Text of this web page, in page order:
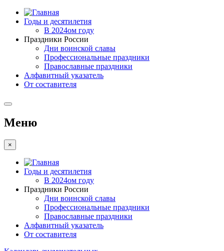
Годы и десятилетия
В 2024ом году
Праздники России
Дни воинской славы
Профессиональные праздники
Православные праздники
Алфавитный указатель
От составителя
Меню
×
Годы и десятилетия
В 2024ом году
Праздники России
Дни воинской славы
Профессиональные праздники
Православные праздники
Алфавитный указатель
От составителя